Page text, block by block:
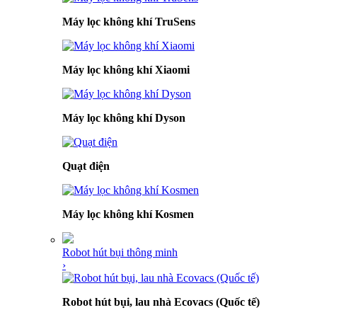
Máy lọc không khí TruSens
Máy lọc không khí Xiaomi
Máy lọc không khí Dyson
Quạt điện
Máy lọc không khí Kosmen
Robot hút bụi thông minh
›
Robot hút bụi, lau nhà Ecovacs (Quốc tế)